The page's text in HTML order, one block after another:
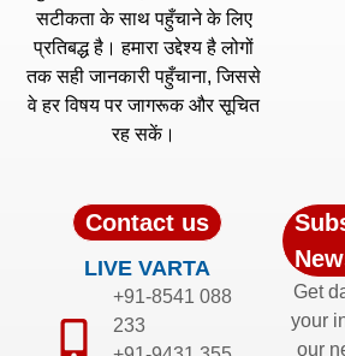
सटीकता के साथ पहुँचाने के लिए
प्रतिबद्ध है। हमारा उद्देश्य है लोगों
तक सही जानकारी पहुँचाना, जिससे
वे हर विषय पर जागरूक और सूचित
रह सकें।
Contact us
LIVE VARTA
+91-8541 088
233
Get
your
our